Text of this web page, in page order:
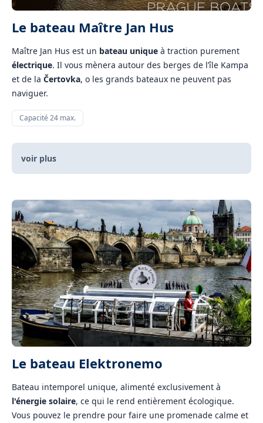
Le bateau Maître Jan Hus
Maître Jan Hus est un bateau unique à traction purement
électrique. Il vous mènera autour des berges de l’île Kampa
et de la Čertovka, o les grands bateaux ne peuvent pas
naviguer.
Capacité 24 max.
voir plus
Le bateau Elektronemo
Bateau intemporel unique, alimenté exclusivement à
l'énergie solaire, ce qui le rend entièrement écologique.
Vous pouvez le prendre pour faire une promenade calme et